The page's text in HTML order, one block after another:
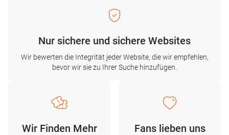
Nur sichere und sichere Websites
Wir bewerten die Integrität jeder Website, die wir empfehlen,
bevor wir sie zu Ihrer Suche hinzufügen.
Wir Finden Mehr
Fans lieben uns